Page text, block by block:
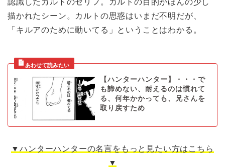
認識したカルトのセリフ。カルトの目的がほんの少し
描かれたシーン。カルトの思惑はいまだ不明だが、
「キルアのために動いてる」ということはわかる。
【ハンターハンター】・・・で
も諦めない、耐えるのは慣れて
る、何年かかっても、兄さんを
取り戻すため
▼ハンターハンターの名言をもっと見たい方はこちら
▼